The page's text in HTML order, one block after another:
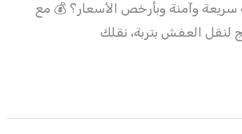
سريعة وآمنة وبأرخص الأسعار؟ 💰 مع
لنقل العفش بتربة، نقلك